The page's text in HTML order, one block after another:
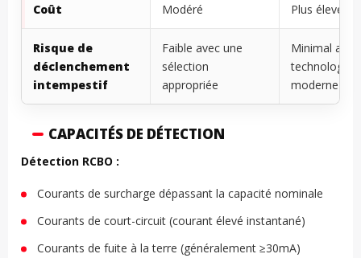
Coût Modéré Plus élevé
Risque de
déclenchement
intempestif
Faible avec une
sélection
appropriée
Minimal
technologie
moderne
CAPACITÉS DE DÉTECTION
Détection RCBO :
Courants de surcharge dépassant la capacité nominale
Courants de court-circuit (courant élevé instantané)
Courants de fuite à la terre (généralement ≥30mA)